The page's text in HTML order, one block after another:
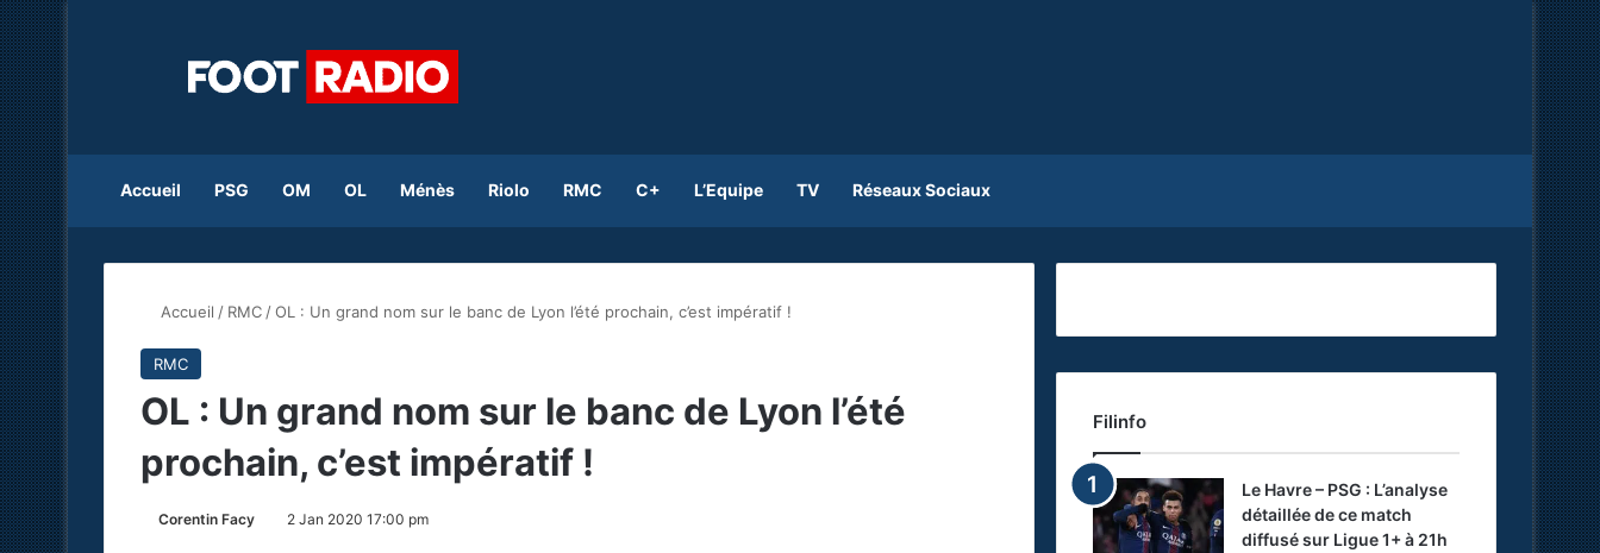
Accueil PSG OM OL Ménès Riolo RMC C+ L’Equipe TV Réseaux Sociaux
Accueil / RMC /OL : Un grand nom sur le banc de Lyon l’été prochain, c’est impératif !
RMC
OL : Un grand nom sur le banc de Lyon l’été
prochain, c’est impératif !
Corentin Facy 2 Jan 2020 17:00 pm
Filinfo
Le Havre – PSG : L’analyse
détaillée de ce match
diffusé sur Ligue 1+ à 21h